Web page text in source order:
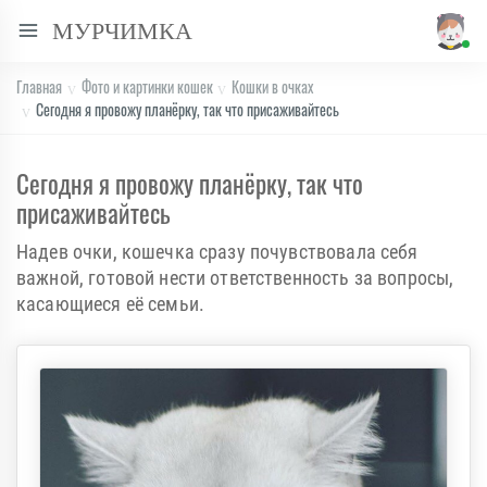
МУРЧИМКА
Главная Фото и картинки кошек
Кошки в очках
Сегодня я провожу планёрку, так что присаживайтесь
Сегодня я провожу планёрку, так что
присаживайтесь
Надев очки, кошечка сразу почувствовала себя
важной, готовой нести ответственность за вопросы,
касающиеся её семьи.